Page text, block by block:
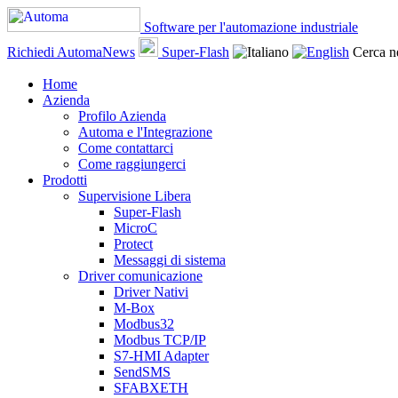
Software per l'automazione industriale
Richiedi AutomaNews
Super-Flash Cerca
Home
Azienda
Profilo Azienda
Automa e l'Integrazione
Come contattarci
Come raggiungerci
Prodotti
Supervisione Libera
Super-Flash
MicroC
Protect
Messaggi di sistema
Driver comunicazione
Driver Nativi
M-Box
Modbus32
Modbus TCP/IP
S7-HMI Adapter
SendSMS
SFABXETH